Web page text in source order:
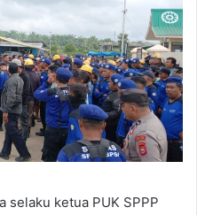
selaku ketua PUK SPPP